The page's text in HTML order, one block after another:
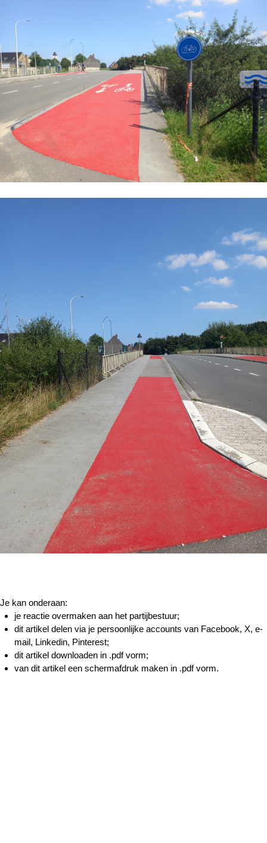
Je kan onderaan:
je reactie overmaken aan het partijbestuur;
dit artikel delen via je persoonlijke accounts van Facebook, X, e-
mail, Linkedin, Pinterest;
dit artikel downloaden in .pdf vorm;
van dit artikel een schermafdruk maken in .pdf vorm.